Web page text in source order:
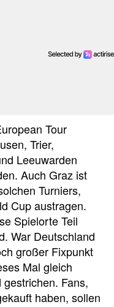
Tour
Trier,
Leeuwarden
Auch Graz ist
Turniers,
Cup austragen.
Spielorte Teil
War Deutschland
großer Fixpunkt
Mal gleich
Fans,
haben, sollen